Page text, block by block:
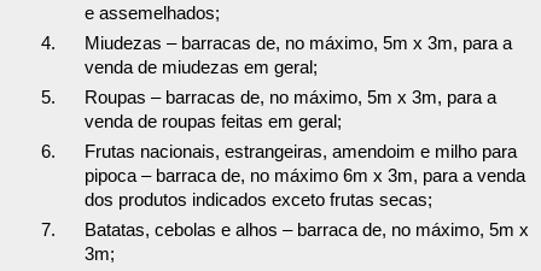
e assemelhados;
Miudezas – barracas de, no máximo, 5m x 3m, para a
venda de miudezas em geral;
Roupas – barracas de, no máximo, 5m x 3m, para a
venda de roupas feitas em geral;
Frutas nacionais, estrangeiras, amendoim e milho para
pipoca – barraca de, no máximo 6m x 3m, para a venda
dos produtos indicados exceto frutas secas;
Batatas, cebolas e alhos – barraca de, no máximo, 5m x
3m;